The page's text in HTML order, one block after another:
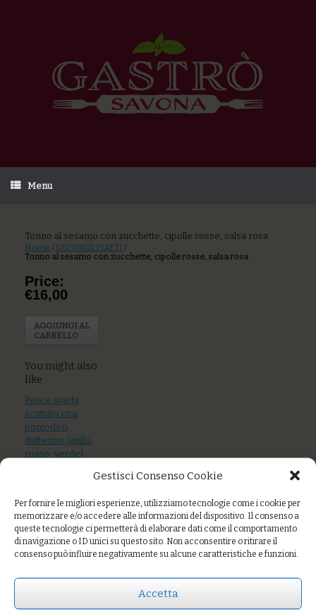
Gestisci Consenso Cookie
Per fornire le migliori esperienze, utilizziamo tecnologie come i cookie per
memorizzare e/o accedere alle informazioni del dispositivo. Il consenso a
queste tecnologie ci permetterà di elaborare dati come il comportamento
di navigazione o ID unici su questo sito. Non acconsentire o ritirare il
consenso può influire negativamente su alcune caratteristiche e funzioni.
Accetta
Menu
Tonno al sesamo con zucchette, cipolle rosse, salsa rosa
Home / SECONDI PIATTI /
Tonno al sesamo con zucchette, cipolle rosse, salsa rosa
Price:
€16,00
AGGIUNGI AL
CARRELLO
You might also
like
Pesce spada
scottato con
pomodori
datterino (giallo,
rosso, verde),
pomodoro con
filetto di pesce
azzurro scottato
Salmone selvaggio
affettato a mano